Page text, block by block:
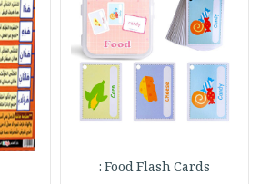
Food Flash Cards :